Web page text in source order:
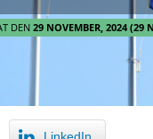
DEN29 NOVEMBER, 2024 (29